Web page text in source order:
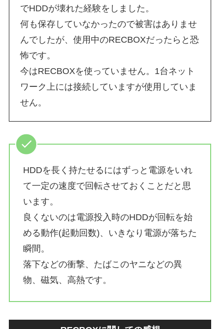
でHDDが壊れた経験をしました。
何も保存していなかったので被害はありませ
んでしたが、使用中のRECBOXだったらと恐
怖です。
今はRECBOXを使っていません。1台ネット
ワーク上には接続していますが使用していま
せん。
HDDを長く持たせるにはずっと電源をいれ
て一定の速度で回転させておくことだと思
います。
良くないのは電源投入時のHDDが回転を始
める動作(起動回数)、いきなり電源が落ちた
瞬間。
落下などの衝撃、たばこのヤニなどの異
物、磁気、高熱です。